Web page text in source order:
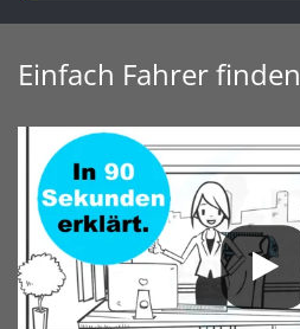
Einfach Fahrer finden